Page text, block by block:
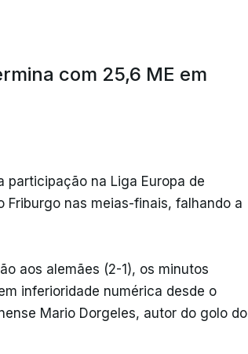
com 25,6 ME em
participação na Liga Europa de
nas meias-finais, falhando a
aos alemães (2-1), os minutos
inferioridade numérica desde o
Mario Dorgeles, autor do golo do